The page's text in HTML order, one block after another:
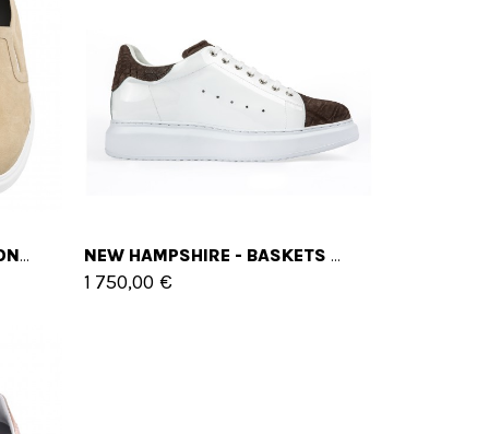
SULLIVAN'S ISLAND - SLIP-ONS REHAUSSANTS EN CUIR JUSQU'À 6 CM EN PLUS NEW HAMPSHIRE - BASKETS REHAUSSANTES EN CUIR DE 6 CM À 8 CM EN PLUS
1 750,00 €